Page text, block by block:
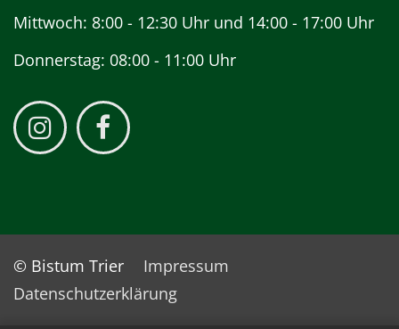
Mittwoch: 8:00 - 12:30 Uhr und 14:00 - 17:00 Uhr
Donnerstag: 08:00 - 11:00 Uhr
© Bistum Trier
Impressum
Datenschutzerklärung